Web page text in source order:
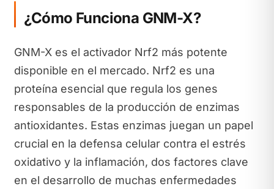
¿Cómo Funciona GNM-X?
GNM-X es el activador Nrf2 más potente
disponible en el mercado. Nrf2 es una
proteína esencial que regula los genes
responsables de la producción de enzimas
antioxidantes. Estas enzimas juegan un papel
crucial en la defensa celular contra el estrés
oxidativo y la inflamación, dos factores clave
en el desarrollo de muchas enfermedades